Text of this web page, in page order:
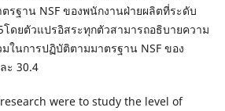
รฐาน NSF ของพนักงานฝ่ายผลิตที่ระดับ
ดยตัวแปรอิสระทุกตัวสามารถอธิบายความ
ในการปฏิบัติตามมาตรฐาน NSF ของ
ะ 30.4
were to study the level of